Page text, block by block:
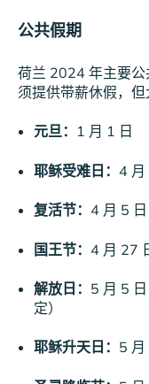
公共假期
荷兰 2024 年主要
须提供带薪休假，但
元旦： 1 月 1 日
耶稣受难日： 4 月
复活节： 4 月 5 日
国王节： 4 月 27
解放日： 5 月 5
定）
耶稣升天日： 5 月